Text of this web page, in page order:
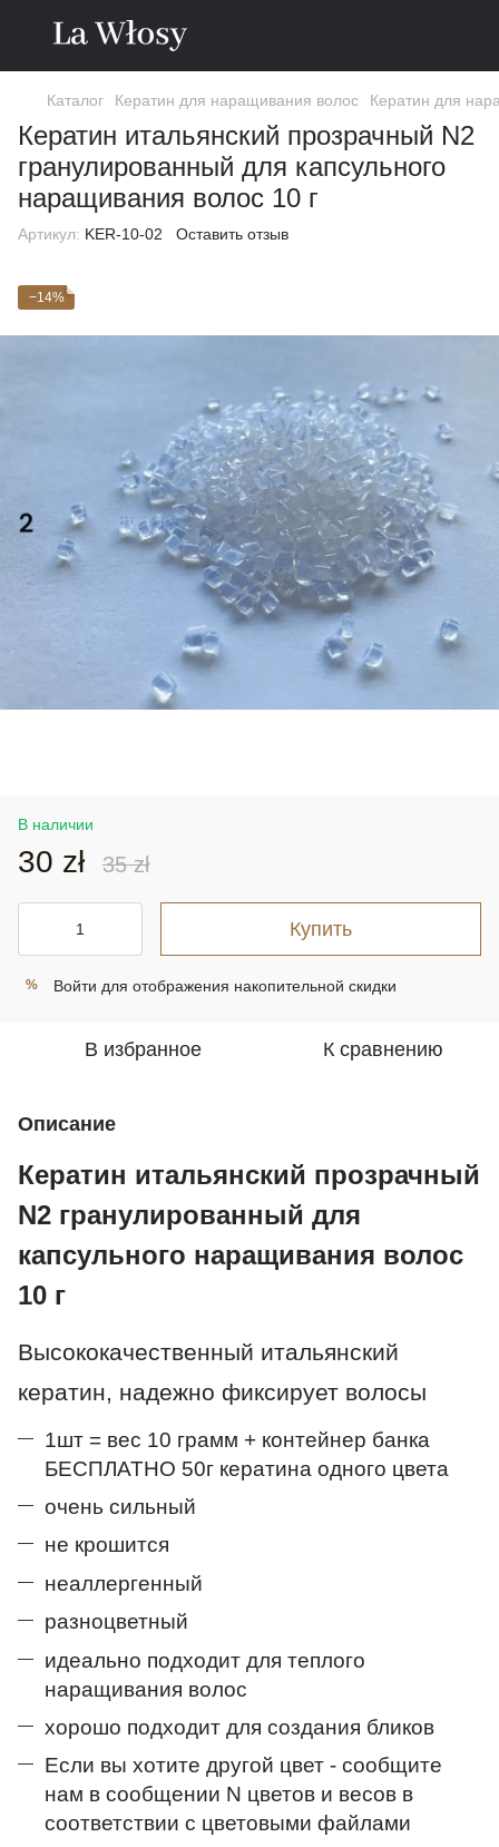
Каталог Кератин для наращивания волос Кератин для
Кератин итальянский прозрачный N2
гранулированный для капсульного
наращивания волос 10 г
Артикул: KER-10-02 Оставить отзыв
−14%
В наличии
30 zł 35 zł
Купить
% Войти для отображения накопительной скидки
В избранное К сравнению
Описание
Кератин итальянский прозрачный
N2 гранулированный для
капсульного наращивания волос
10 г
Высококачественный итальянский
кератин, надежно фиксирует волосы
1шт = вес 10 грамм + контейнер банка
БЕСПЛАТНО 50г кератина одного цвета
очень сильный
не крошится
неаллергенный
разноцветный
идеально подходит для теплого
наращивания волос
хорошо подходит для создания бликов
Если вы хотите другой цвет - сообщите
нам в сообщении N цветов и весов в
соответствии с цветовыми файлами